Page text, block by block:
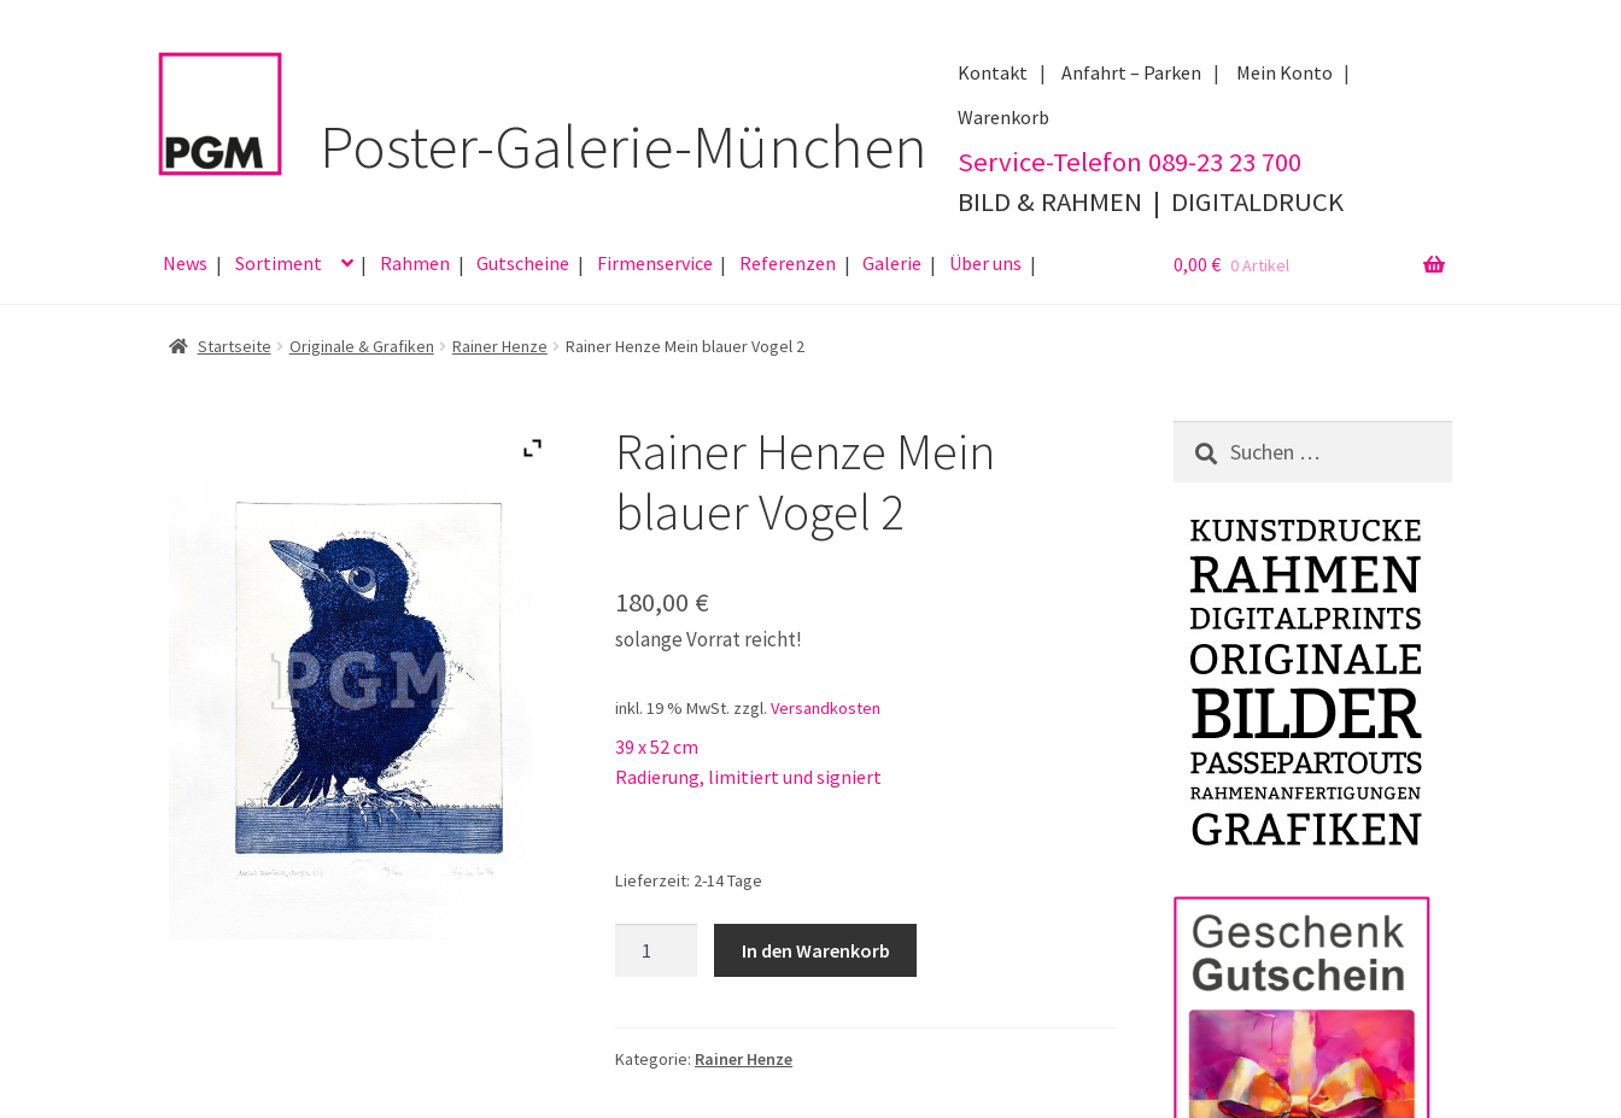
Zur
Zum
Kontakt Anfahrt – Parken
Mein Konto
Warenkorb
Service-Telefon 089-23 23 700
BILD & RAHMEN | DIGITALDRUCK
News Sortiment Rahmen Gutscheine Firmenservice Referenzen Galerie Über uns 0,00 € 0 Artikel
Startseite Originale & Grafiken Rainer Henze Rainer Henze Mein blauer Vogel 2
Rainer Henze Mein
blauer Vogel 2
180,00 €
solange Vorrat reicht!
inkl. 19 % MwSt. zzgl.Versandkosten
39 x 52 cm
Radierung, limitiert und signiert
Lieferzeit: 2-14 Tage
Vogel
In den Warenkorb
Kategorie: Rainer Henze
Suchen
nach: